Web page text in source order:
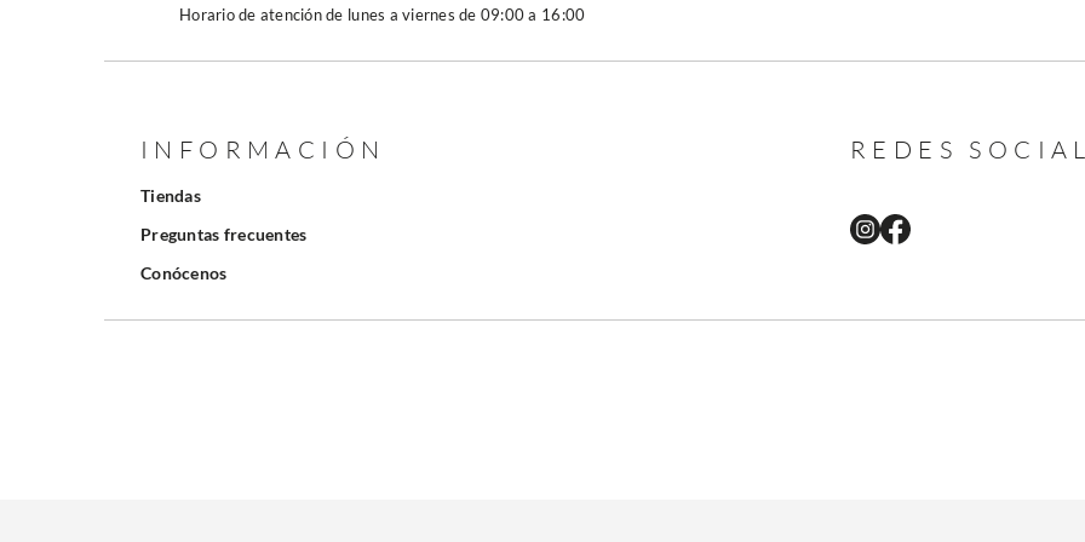
Horario de atención de lunes a viernes de 09:00 a 16:00
INFORMACIÓN
Tiendas
Preguntas frecuentes
Conócenos
REDES